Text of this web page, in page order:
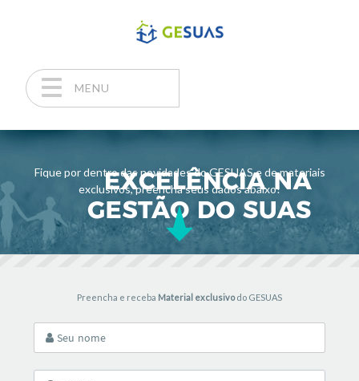
MENU
Fique por dentro das novidades do GESUAS e de materiais
exclusivos, preencha seus dados abaixo!
Preencha e receba Material exclusivodo GESUAS